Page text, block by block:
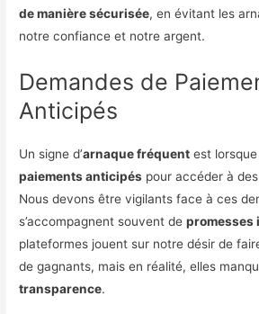
de manière sécurisée, en évitant les
notre confiance et notre argent.
Demandes de
Anticipés
Un signe d’arnaque fréquent est
paiements anticipés pour accéder à
Nous devons être vigilants face à ces
s’accompagnent souvent depromesses
plateformes jouent sur notre désir de
de gagnants, mais en réalité, elles
transparence.